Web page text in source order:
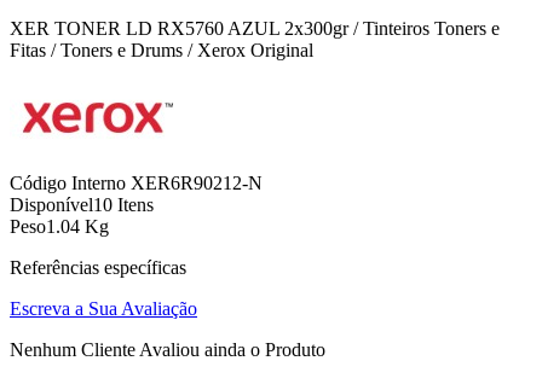
XER TONER LD RX5760 AZUL 2x300gr / Tinteiros Toners e
Fitas / Toners e Drums / Xerox Original
Código Interno XER6R90212-N
Disponível10 Itens
Peso1.04 Kg
Referências específicas
Escreva a Sua Avaliação
Nenhum Cliente Avaliou ainda o Produto